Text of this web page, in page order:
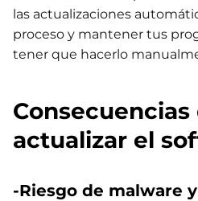
las actualizaciones
proceso y mantener tus
tener que hacerlo
Consecuencias
actualizar el
-Riesgo de malware